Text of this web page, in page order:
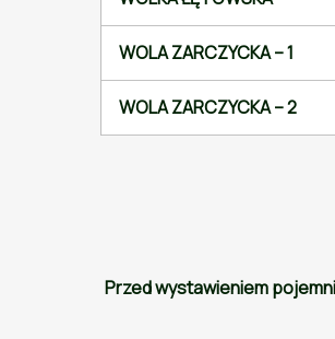
WOLA ZARCZYCKA – 1
WOLA ZARCZYCKA – 2
Przed wystawieniem